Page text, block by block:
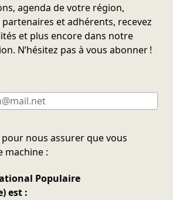
agenda de votre région,
et adhérents, recevez
et plus encore dans notre
N’hésitez pas à vous abonner !
nous assurer que vous
machine :
Populaire
est :